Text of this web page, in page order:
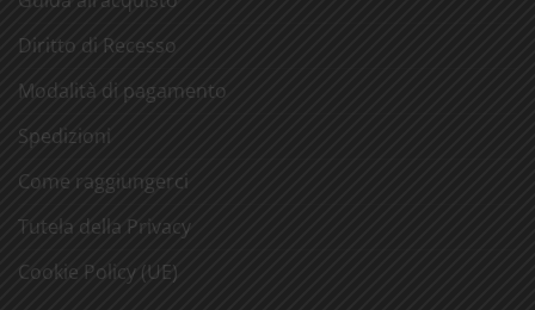
Diritto di Recesso
Modalità di pagamento
Spedizioni
Come raggiungerci
Tutela della Privacy
Cookie Policy (UE)